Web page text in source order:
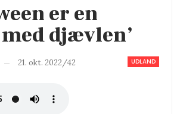
er en
djævlen’
UDLAND
21. okt. 2022/42